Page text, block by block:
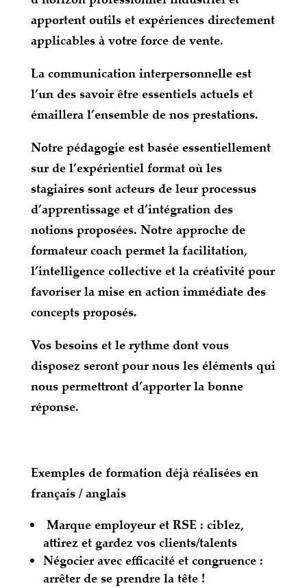
apportent outils et expériences directement
applicables à votre force de vente.
La communication interpersonnelle est
l’un des savoir être essentiels actuels et
émaillera l’ensemble de nos prestations.
Notre pédagogie est basée essentiellement
sur de l’expérientiel format où les
stagiaires sont acteurs de leur processus
d’apprentissage et d’intégration des
notions proposées. Notre approche de
formateur coach permet la facilitation,
l’intelligence collective et la créativité pour
favoriser la mise en action immédiate des
concepts proposés.
Vos besoins et le rythme dont vous
disposez seront pour nous les éléments qui
nous permettront d’apporter la bonne
réponse.
Exemples de formation déjà réalisées en
français / anglais
Marque employeur et RSE : ciblez,
attirez et gardez vos clients/talents
Négocier avec efficacité et congruence :
arrêter de se prendre la tête !